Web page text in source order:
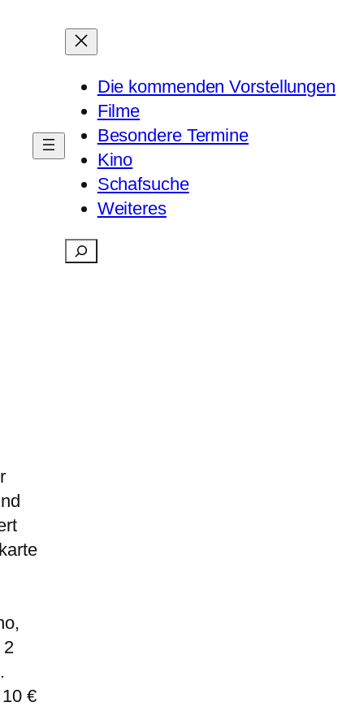
Die kommenden Vorstellungen
Filme
Besondere Termine
Kino
Schafsuche
Weiteres
Suchen
2
€